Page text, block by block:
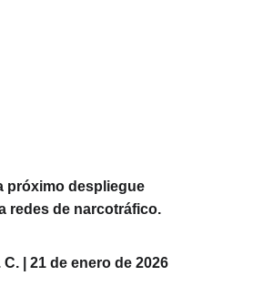
próximo despliegue
redes de narcotráfico.
| 21 de enero de 2026